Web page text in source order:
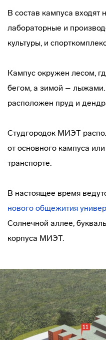
В состав кампуса входят
лабораторные и
культуры, и
Кампус окружен лесом,
бегом, а зимой –
расположен пруд и
Студгородок МИЭТ
от основного кампуса
транспорте.
В настоящее время
нового общежития
Солнечной аллее,
корпуса МИЭТ.